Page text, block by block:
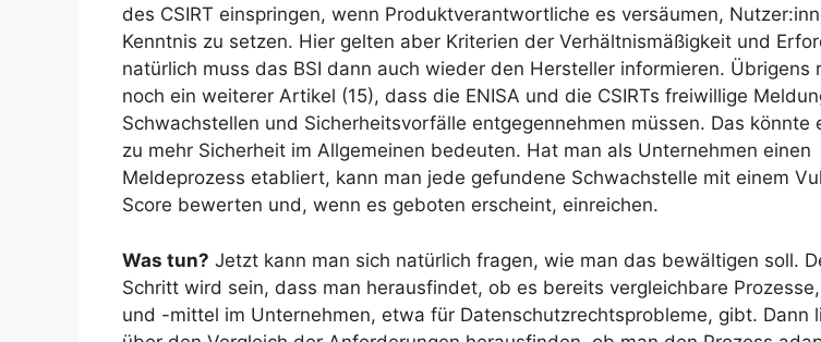
des CSIRT einspringen, wenn Produktverantwortliche es versäumen,
Kenntnis zu setzen. Hier gelten aber Kriterien der Verhältnismäßigkeit und
natürlich muss das BSI dann auch wieder den Hersteller informieren. Übrigens
noch ein weiterer Artikel (15), dass die ENISA und die CSIRTs freiwillige
Schwachstellen und Sicherheitsvorfälle entgegennehmen müssen. Das könnte
zu mehr Sicherheit im Allgemeinen bedeuten. Hat man als Unternehmen einen
Meldeprozess etabliert, kann man jede gefundene Schwachstelle mit einem
Score bewerten und, wenn es geboten erscheint, einreichen.
Was tun? Jetzt kann man sich natürlich fragen, wie man das bewältigen soll.
Schritt wird sein, dass man herausfindet, ob es bereits vergleichbare
und -mittel im Unternehmen, etwa für Datenschutzrechtsprobleme, gibt. Dann